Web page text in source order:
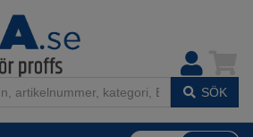
SÖK